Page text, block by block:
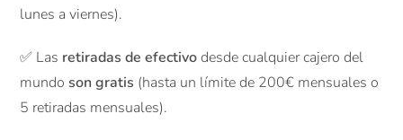
lunes a viernes).
✅ Las retiradas de efectivodesde cualquier cajero del
mundoson gratis (hasta un límite de 200€ mensuales o
5 retiradas mensuales).